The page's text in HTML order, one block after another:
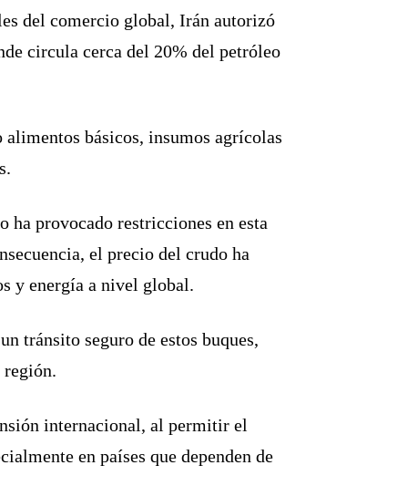
del comercio global, Irán autorizó
circula cerca del 20% del petróleo
básicos, insumos agrícolas
provocado restricciones en esta
el precio del crudo ha
y energía a nivel global.
tránsito seguro de estos buques,
región.
internacional, al permitir el
en países que dependen de